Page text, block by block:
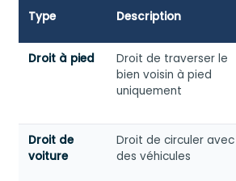
Type Description
Droit à pied
Droit de traverser le
bien voisin à pied
uniquement
Droit de
voiture
Droit de circuler avec
des véhicules